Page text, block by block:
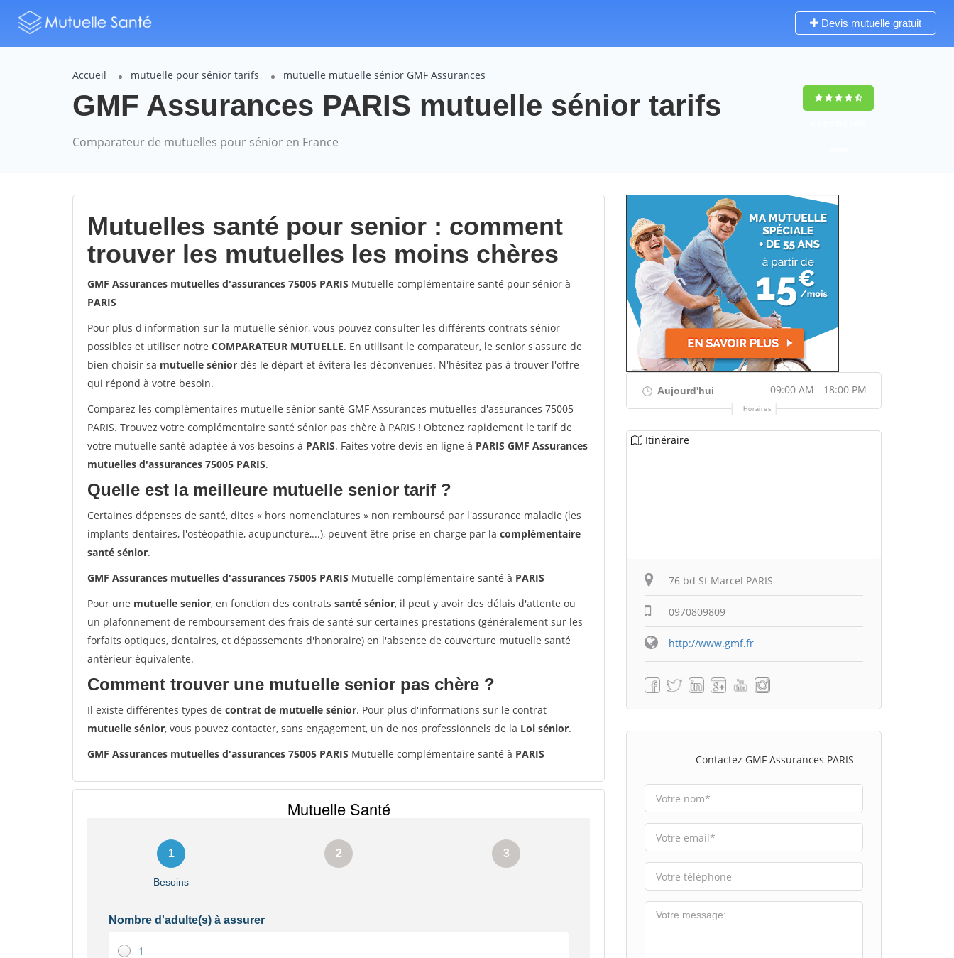
Devis mutuelle gratuit
Accueil mutuelle pour sénior tarifs mutuelle mutuelle sénior GMF Assurances
GMF Assurances PARIS mutuelle sénior tarifs
Comparateur de mutuelles pour sénior en France
Mutuelles santé pour senior : comment
trouver les mutuelles les moins chères
GMF Assurances mutuelles d'assurances 75005 PARIS Mutuelle complémentaire santé pour sénior à
PARIS
Pour plus d'information sur la mutuelle sénior, vous pouvez consulter les différents contrats sénior
possibles et utiliser notre COMPARATEUR MUTUELLE. En utilisant le comparateur, le senior s'assure de
bien choisir sa mutuelle sénior dès le départ et évitera les déconvenues. N'hésitez pas à trouver l'offre
qui répond à votre besoin.
Comparez les complémentaires mutuelle sénior santé GMF Assurances mutuelles d'assurances 75005
PARIS. Trouvez votre complémentaire santé sénior pas chère à PARIS ! Obtenez rapidement le tarif de
votre mutuelle santé adaptée à vos besoins à PARIS. Faites votre devis en ligne à PARIS GMF Assurances
mutuelles d'assurances 75005 PARIS.
Quelle est la meilleure mutuelle senior tarif ?
Certaines dépenses de santé, dites « hors nomenclatures » non remboursé par l'assurance maladie (les
implants dentaires, l'ostéopathie, acupuncture,...), peuvent être prise en charge par la complémentaire
santé sénior.
GMF Assurances mutuelles d'assurances 75005 PARIS Mutuelle complémentaire santé à PARIS
Pour une mutuelle senior, en fonction des contrats santé sénior, il peut y avoir des délais d'attente ou
un plafonnement de remboursement des frais de santé sur certaines prestations (généralement sur les
forfaits optiques, dentaires, et dépassements d'honoraire) en l'absence de couverture mutuelle santé
antérieur équivalente.
Comment trouver une mutuelle senior pas chère ?
Il existe différentes types de contrat de mutuelle sénior. Pour plus d'informations sur le contrat
mutuelle sénior, vous pouvez contacter, sans engagement, un de nos professionnels de la Loi sénior.
GMF Assurances mutuelles d'assurances 75005 PARIS Mutuelle complémentaire santé à PARIS
Aujourd'hui 09:00 AM - 18:00 PM
Horaires
Itinéraire
76 bd St Marcel PARIS
0970809809
http://www.gmf.fr
Contactez GMF Assurances PARIS